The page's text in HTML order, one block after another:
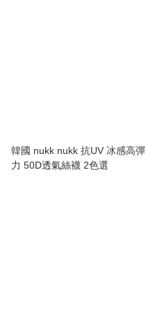
韓國 nukk nukk 抗UV 冰感高彈
力 50D透氣絲襪 2色選